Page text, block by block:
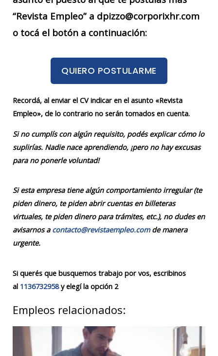
“Revista Empleo” a dpizzo@corporixhr.com
o tocá el botón a continuación:
QUIERO POSTULARME
Recordá, al enviar el CV indicar en el asunto «Revista
Empleo», de lo contrario no serán tomados en cuenta.
Si no cumplís con algún requisito, podés explicar cómo lo
suplirías. Nadie nace aprendiendo, ¡pero no hay excusas
para no ponerle voluntad!
Si esta empresa tiene algún comportamiento irregular (te
piden dinero, te piden abrir cuentas en billeteras
virtuales, te piden dinero para trámites, etc.), no dudes en
avisarnos a contacto@revistaempleo.comde manera
urgente.
Si querés que busquemos trabajo por vos, escribinos
al 1136732958y elegí la opción 2
Empleos relacionados: